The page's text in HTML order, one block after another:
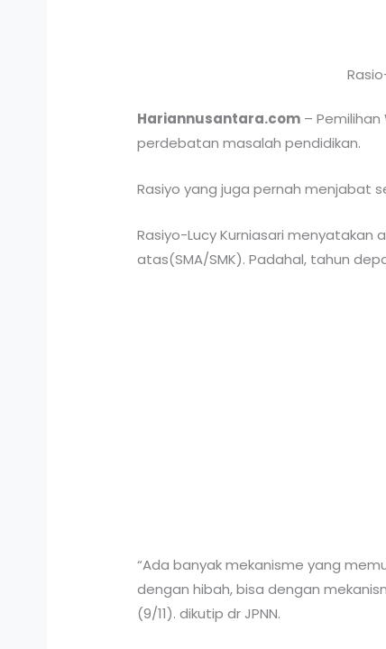
Hariannusantara.com –
perdebatan masalah pendidikan.
Rasiyo yang juga pernah menjabat
Rasiyo-Lucy Kurniasari
atas(SMA/SMK). Padahal, tahun
“Ada banyak mekanisme yang
dengan hibah, bisa dengan
(9/11). dikutip dr JPNN.